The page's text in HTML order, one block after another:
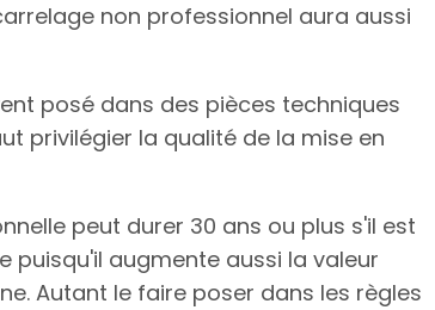
non professionnel aura aussi
posé dans des pièces techniques
privilégier la qualité de la mise en
peut durer 30 ans ou plus s'il est
puisqu'il augmente aussi la valeur
Autant le faire poser dans les règles